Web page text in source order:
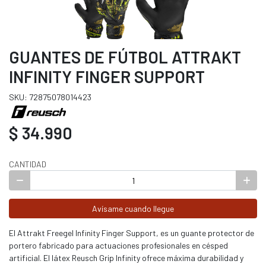
GUANTES DE FÚTBOL ATTRAKT
INFINITY FINGER SUPPORT
SKU: 72875078014423
$ 34.990
CANTIDAD
Avísame cuando llegue
El Attrakt Freegel Infinity Finger Support, es un guante protector de
portero fabricado para actuaciones profesionales en césped
artificial. El látex Reusch Grip Infinity ofrece máxima durabilidad y